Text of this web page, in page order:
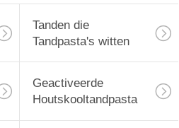
Tanden die
Tandpasta's witten
Geactiveerde
Houtskooltandpasta